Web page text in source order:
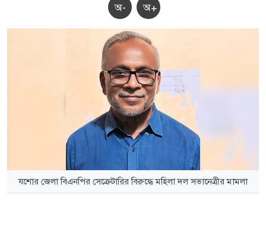
অ- অ+
যশোর জেলা বিএনপির সেক্রেটারির বিরুদ্ধে মহিলা দল সভানেত্রীর মামলা